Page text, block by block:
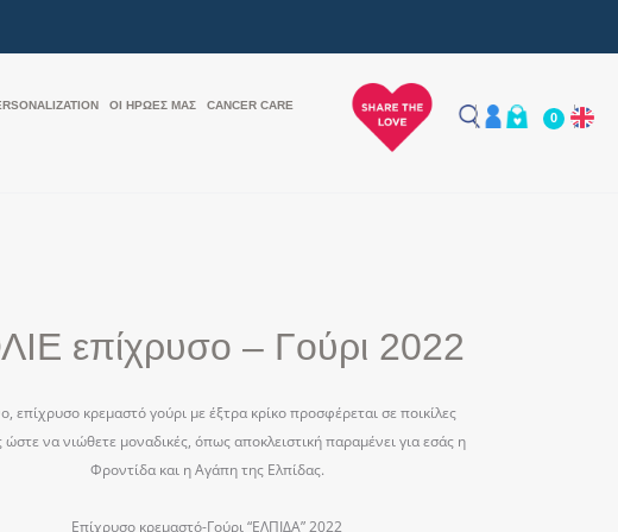
ΟΙ ΗΡΩΕΣ ΜΑΣ CANCER CARE
0
επίχρυσο – Γούρι 2022
επίχρυσο κρεμαστό γούρι με έξτρα κρίκο προσφέρεται σε ποικίλες
ώστε να νιώθετε μοναδικές, όπως αποκλειστική παραμένει για εσάς η
Φροντίδα και η Αγάπη της Ελπίδας.
Επίχρυσο κρεμαστό-Γούρι “ΕΛΠΙΔΑ” 2022